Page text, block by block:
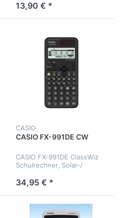
13,90 € *
CASIO
CASIO FX-991DE CW
CASIO FX-991DE ClassWiz
Schulrechner, Solar-/
34,95 € *